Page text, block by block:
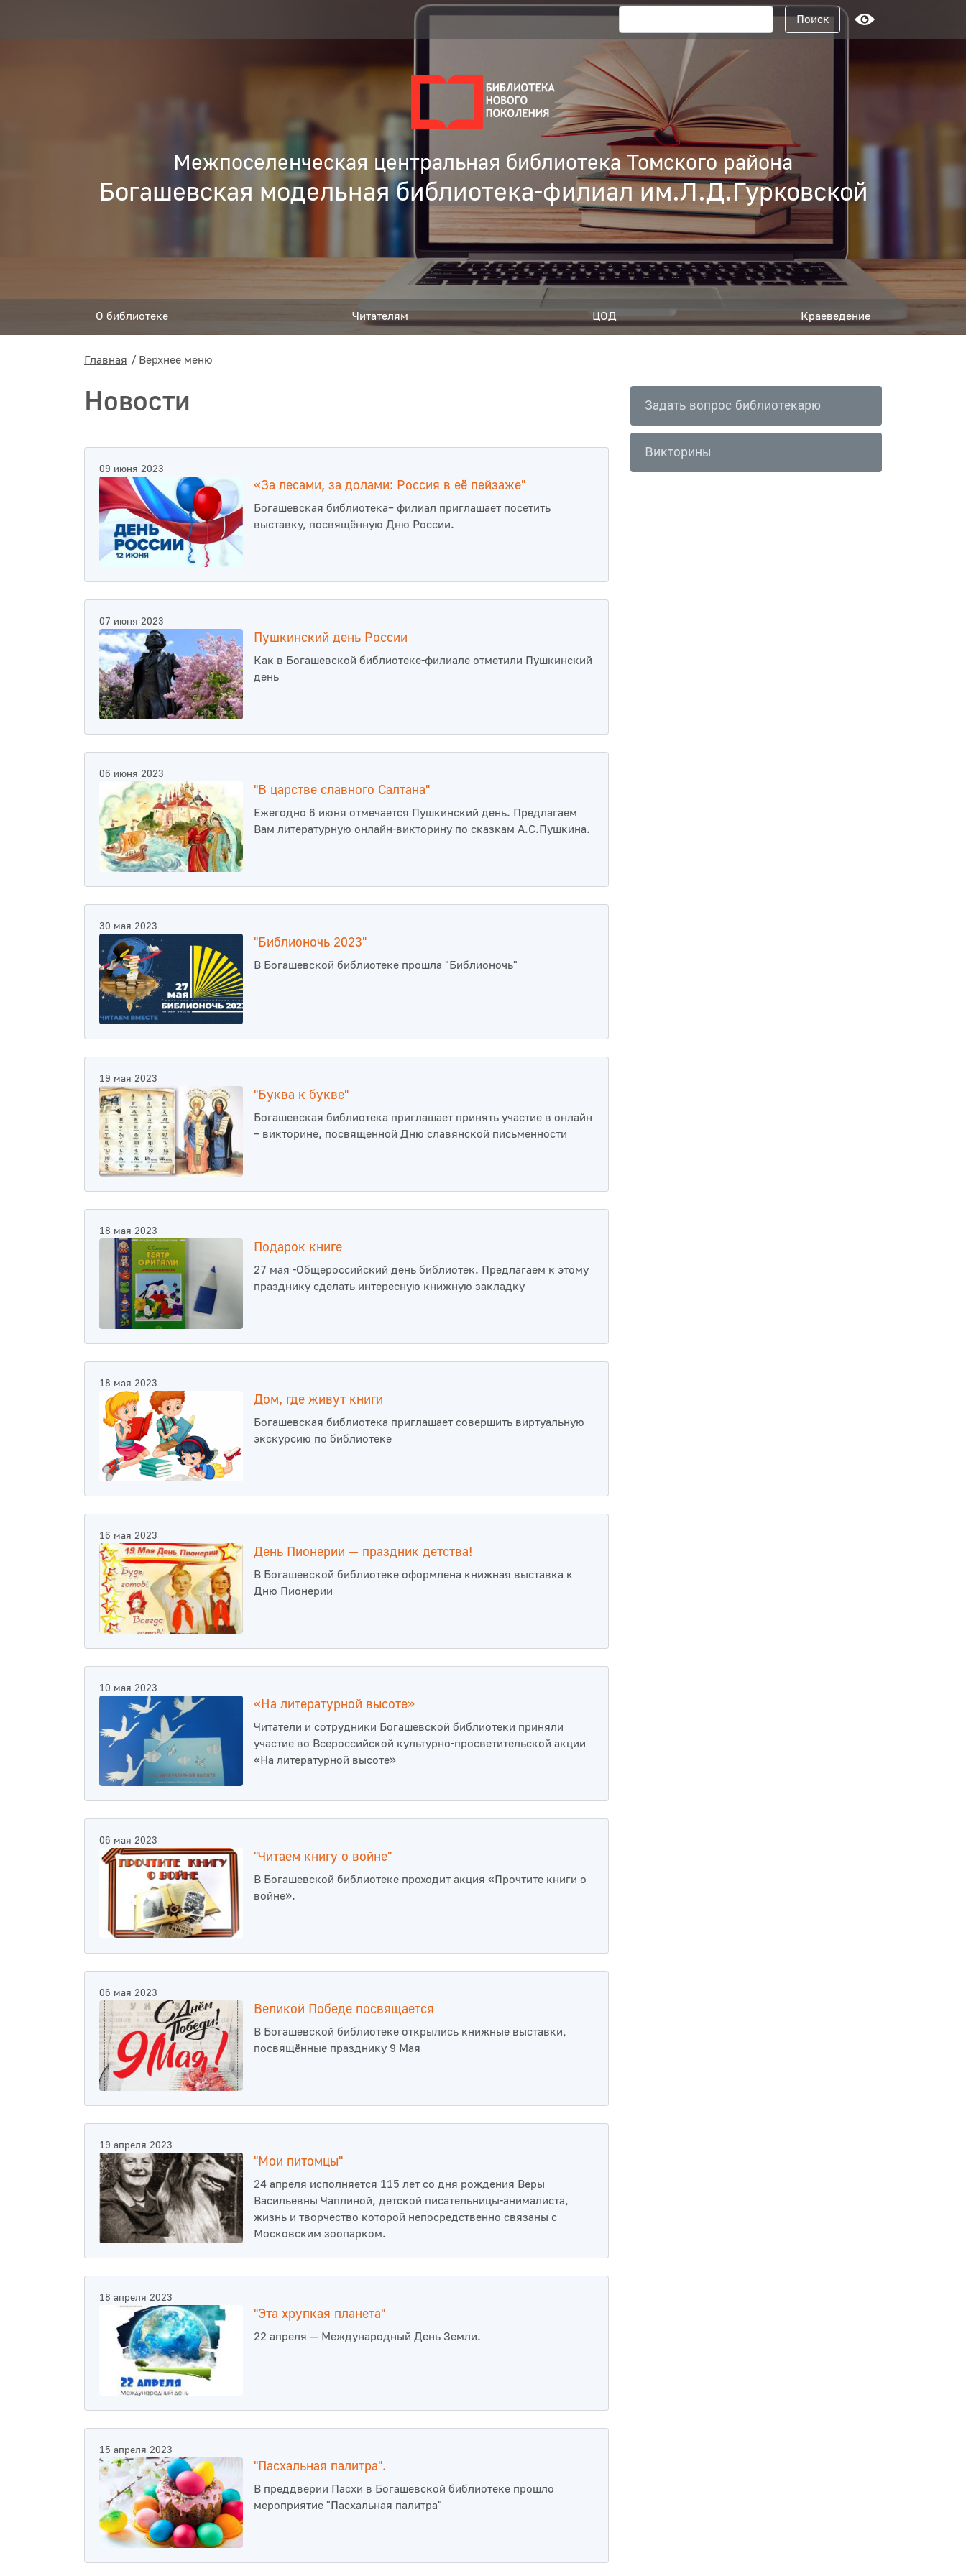
Поисковый запрос
Поиск
Межпоселенческая центральная библиотека Томского района
Богашевская модельная библиотека-филиал им.Л.Д.Гурковской
О библиотеке Читателям ЦОД Краеведение
Главная Верхнее меню
Новости
09 июня 2023
«За лесами, за долами: Россия в её пейзаже"
Богашевская библиотека– филиал приглашает посетить
выставку, посвящённую Дню России.
07 июня 2023
Пушкинский день России
Как в Богашевской библиотеке-филиале отметили Пушкинский
день
06 июня 2023
"В царстве славного Салтана"
Ежегодно 6 июня отмечается Пушкинский день. Предлагаем
Вам литературную онлайн-викторину по сказкам А.С.Пушкина.
30 мая 2023
"Библионочь 2023"
В Богашевской библиотеке прошла "Библионочь"
19 мая 2023
"Буква к букве"
Богашевская библиотека приглашает принять участие в онлайн
– викторине, посвященной Дню славянской письменности
18 мая 2023
Подарок книге
27 мая -Общероссийский день библиотек. Предлагаем к этому
празднику сделать интересную книжную закладку
18 мая 2023
Дом, где живут книги
Богашевская библиотека приглашает совершить виртуальную
экскурсию по библиотеке
16 мая 2023
День Пионерии — праздник детства!
В Богашевской библиотеке оформлена книжная выставка к
Дню Пионерии
10 мая 2023
«На литературной высоте»
Читатели и сотрудники Богашевской библиотеки приняли
участие во Всероссийской культурно-просветительской акции
«На литературной высоте»
06 мая 2023
"Читаем книгу о войне"
В Богашевской библиотеке проходит акция «Прочтите книги о
войне».
06 мая 2023
Великой Победе посвящается
В Богашевской библиотеке открылись книжные выставки,
посвящённые празднику 9 Мая
19 апреля 2023
"Мои питомцы"
24 апреля исполняется 115 лет со дня рождения Веры
Васильевны Чаплиной, детской писательницы-анималиста,
жизнь и творчество которой непосредственно связаны с
Московским зоопарком.
18 апреля 2023
"Эта хрупкая планета"
22 апреля — Международный День Земли.
15 апреля 2023
"Пасхальная палитра".
В преддверии Пасхи в Богашевской библиотеке прошло
мероприятие "Пасхальная палитра"
Задать вопрос библиотекарю
Викторины